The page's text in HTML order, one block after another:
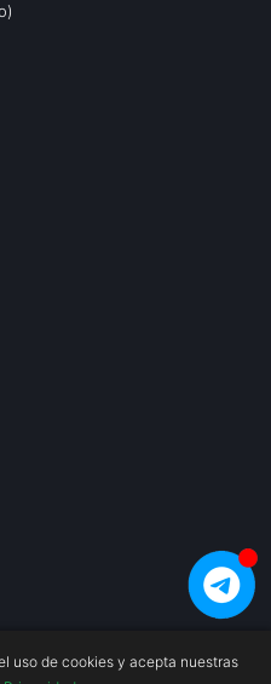
uso de cookies y acepta nuestras